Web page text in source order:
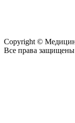
Copyright ©
Все права защищены